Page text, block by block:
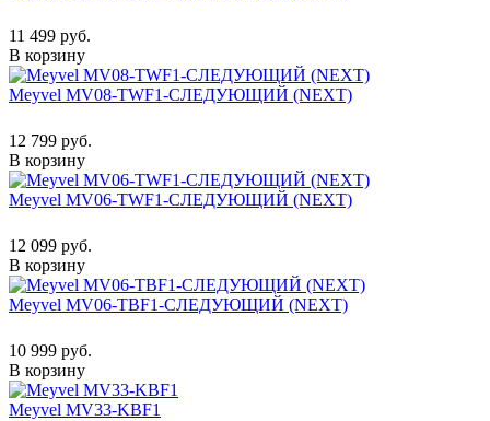
11 499 руб.
В корзину
Meyvel MV08-TWF1-СЛЕДУЮЩИЙ (NEXT)
12 799 руб.
В корзину
Meyvel MV06-TWF1-СЛЕДУЮЩИЙ (NEXT)
12 099 руб.
В корзину
Meyvel MV06-TBF1-СЛЕДУЮЩИЙ (NEXT)
10 999 руб.
В корзину
Meyvel MV33-KBF1